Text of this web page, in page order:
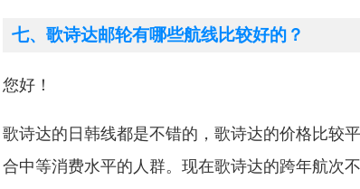
七、歌诗达邮轮有哪些航线比较好的？
您好！
歌诗达的日韩线都是不错的，歌诗达的价格比较
合中等消费水平的人群。现在歌诗达的跨年航次